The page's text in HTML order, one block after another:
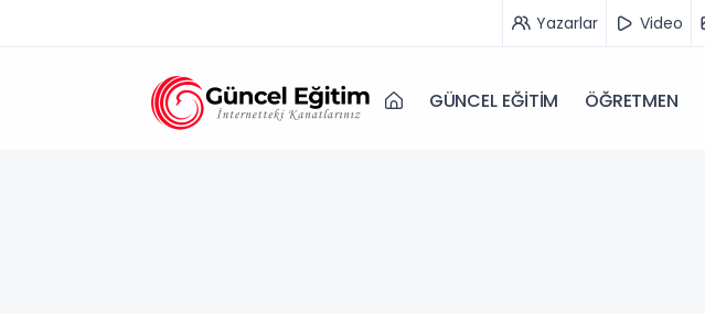
Yazarlar Video
GÜNCEL EĞİTİM ÖĞRETMEN